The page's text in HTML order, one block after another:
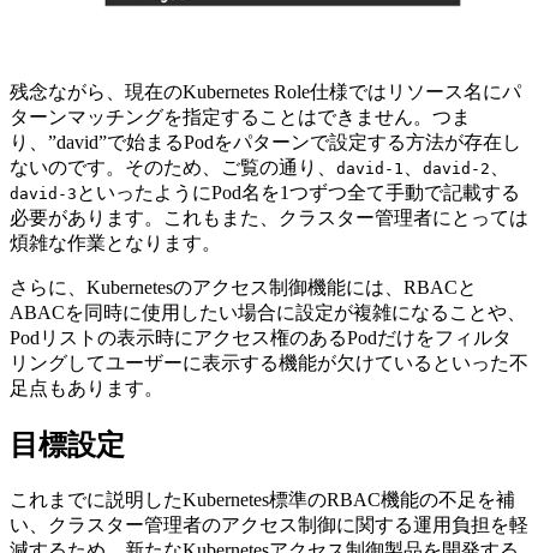
残念ながら、現在のKubernetes Role仕様ではリソース名にパ
ターンマッチングを指定することはできません。つま
り、”david”で始まるPodをパターンで設定する方法が存在し
ないのです。そのため、ご覧の通り、 david-1 、 david-2 、
david-3 といったようにPod名を1つずつ全て手動で記載する
必要があります。これもまた、クラスター管理者にとっては
煩雑な作業となります。
さらに、Kubernetesのアクセス制御機能には、RBACと
ABACを同時に使用したい場合に設定が複雑になることや、
Podリストの表示時にアクセス権のあるPodだけをフィルタ
リングしてユーザーに表示する機能が欠けているといった不
足点もあります。
目標設定
これまでに説明したKubernetes標準のRBAC機能の不足を補
い、クラスター管理者のアクセス制御に関する運用負担を軽